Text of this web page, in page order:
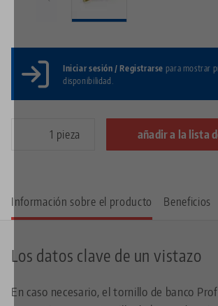
Iniciar sesión / Registrarse para mostrar
disponibilidad.
pieza añadir a la lista
Información sobre el producto Beneficios
Los datos clave de un vistazo
En caso necesario, el tornillo de banco